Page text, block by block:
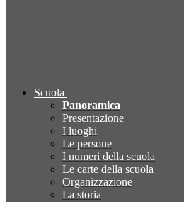
Scuola
Panoramica
Presentazione
I luoghi
Le persone
I numeri della scuola
Le carte della scuola
Organizzazione
La storia